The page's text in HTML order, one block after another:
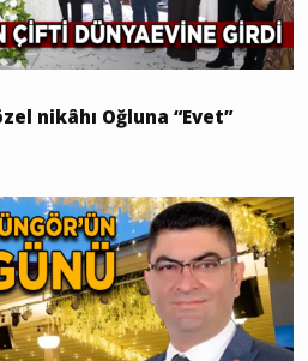
nikâhı Oğluna “Evet”